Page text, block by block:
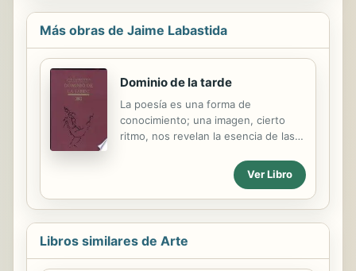
Más obras de Jaime Labastida
Dominio de la tarde
La poesía es una forma de
conocimiento; una imagen, cierto
ritmo, nos revelan la esencia de las
intensa que un complejo sistema
filosófico. Conocimiento intuitivo,
supra racional, de índole distinta al
desuso determinadas teorías para
explicar el universo sin menoscabo
Ver Libro
Libros similares de Arte